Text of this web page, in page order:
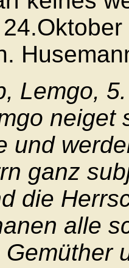
Lemgo,
und
ganz
die
alle